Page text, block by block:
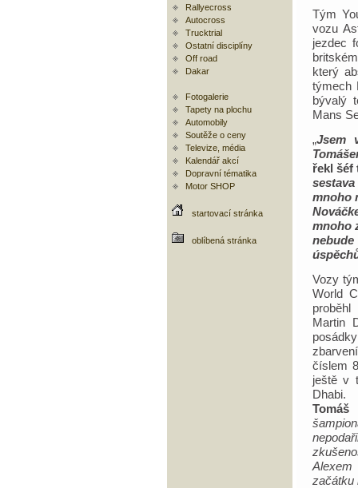
Rallyecross
Autocross
Trucktrial
Ostatní disciplíny
Off road
Dakar
Fotogalerie
Tapety na plochu
Automobily
Soutěže o ceny
Televize, média
Kalendář akcí
Dopravní tématika
Motor SHOP
startovací stránka
oblíbená stránka
Tým
vozu
jezdec
který
týmech
bývalý
Mans
„Jsem
řekl šéf
mnoho
mnoho
Vozy
World
Martin
číslem
ještě v
Dhabi.
Tomáš
začátku